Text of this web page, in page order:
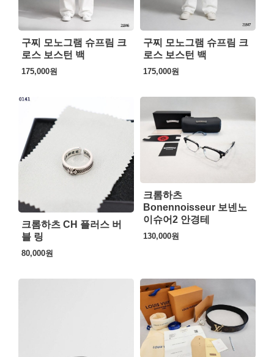
구찌 모노그램 슈프림 크
로스 보스턴 백
175,000원
구찌 모노그램 슈프림 크
로스 보스턴 백
175,000원
크롬하츠 CH 플러스 버
블 링
80,000원
크롬하츠
Bonennoisseur 보넨노
이슈어2 안경테
130,000원